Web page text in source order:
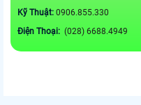
Kỹ Thuật: 0906.855.330
Điện Thoại: (028) 6688.4949